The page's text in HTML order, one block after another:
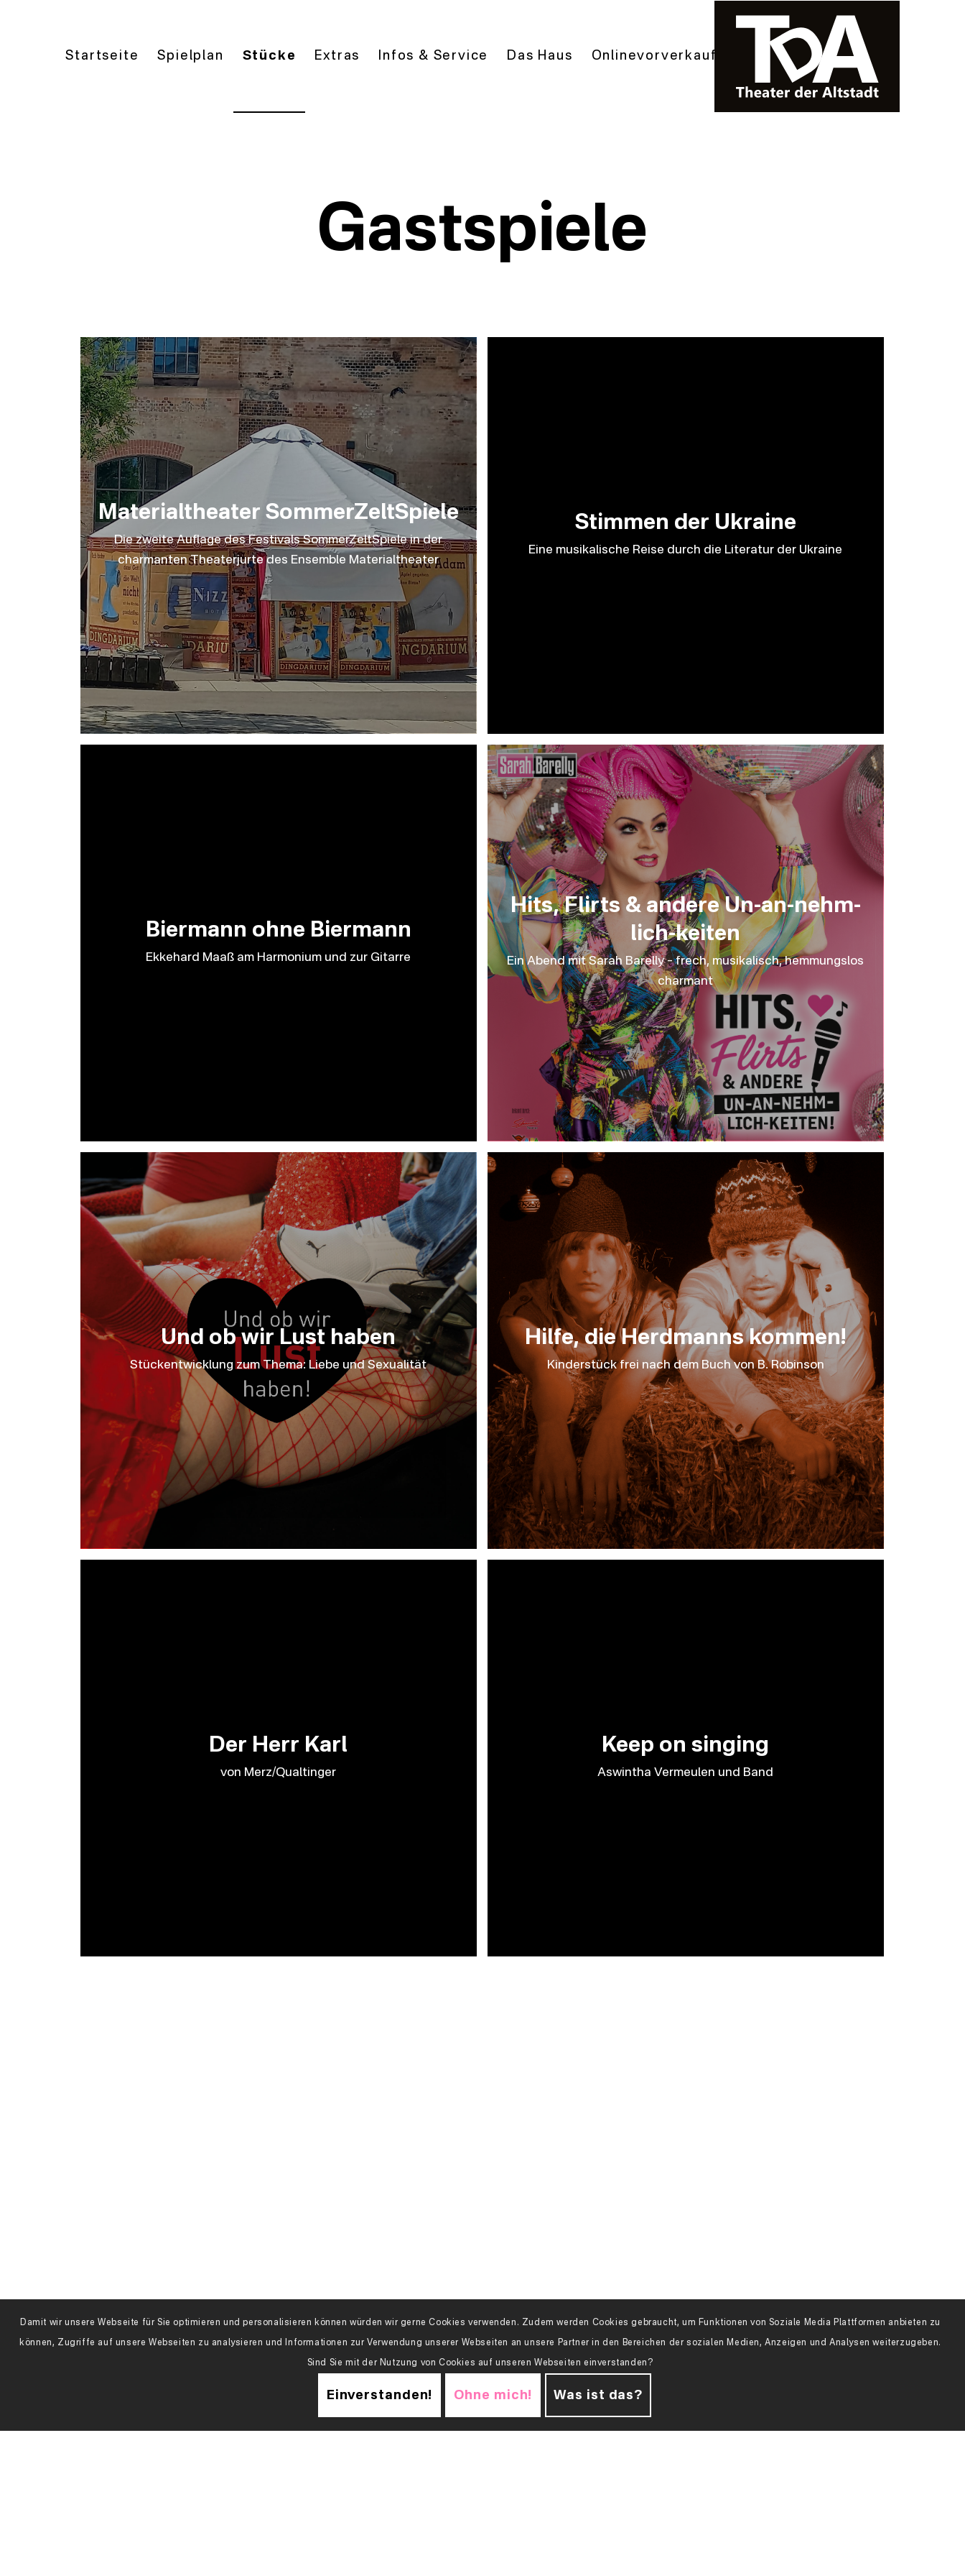
Startseite Spielplan Stücke Extras Infos & Service Das Haus Onlinevorverkauf
Gastspiele
Materialtheater SommerZeltSpiele
Die zweite Auflage des Festivals SommerZeltSpiele in der
charmanten Theaterjurte des Ensemble Materialtheater
Stimmen der Ukraine
Eine musikalische Reise durch die Literatur der Ukraine
Biermann ohne Biermann
Ekkehard Maaß am Harmonium und zur Gitarre
Hits, Flirts & andere Un-an-nehm-
lich-keiten
Ein Abend mit Sarah Barelly – frech, musikalisch, hemmungslos
charmant
Und ob wir Lust haben
Stückentwicklung zum Thema: Liebe und Sexualität
Hilfe, die Herdmanns kommen!
Kinderstück frei nach dem Buch von B. Robinson
Der Herr Karl
von Merz/Qualtinger
Keep on singing
Aswintha Vermeulen und Band
Damit wir unsere Webseite für Sie optimieren und personalisieren können würden wir gerne Cookies verwenden. Zudem werden Cookies gebraucht, um Funktionen von Soziale Media Plattformen anbieten zu
können, Zugriffe auf unsere Webseiten zu analysieren und Informationen zur Verwendung unserer Webseiten an unsere Partner in den Bereichen der sozialen Medien, Anzeigen und Analysen weiterzugeben.
Sind Sie mit der Nutzung von Cookies auf unseren Webseiten einverstanden?
Einverstanden! Ohne mich! Was ist das?